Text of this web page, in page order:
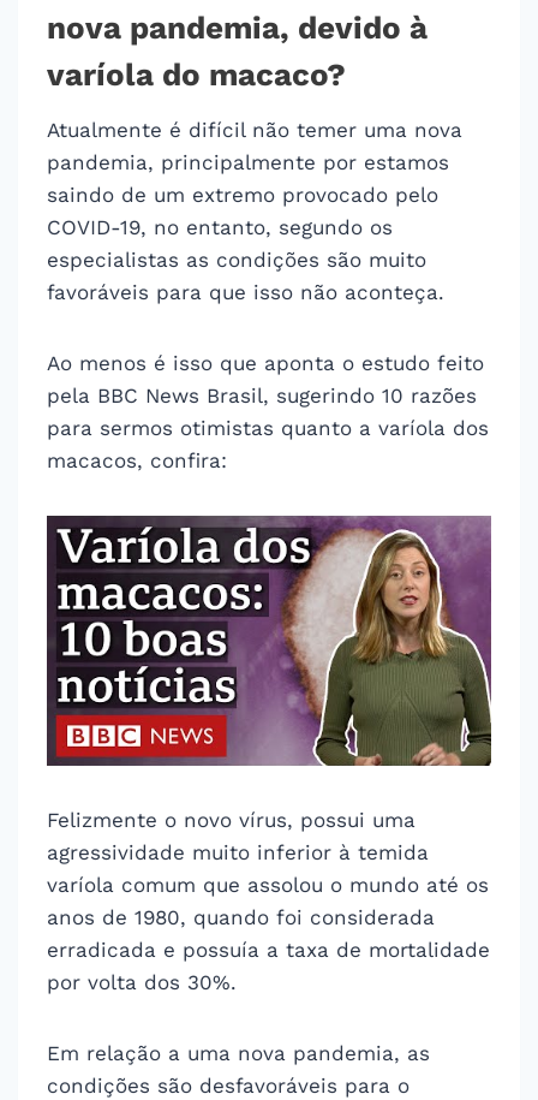
nova pandemia, devido à
varíola do macaco?
Atualmente é difícil não temer uma nova
pandemia, principalmente por estamos
saindo de um extremo provocado pelo
COVID-19, no entanto, segundo os
especialistas as condições são muito
favoráveis para que isso não aconteça.
Ao menos é isso que aponta o estudo feito
pela BBC News Brasil, sugerindo 10 razões
para sermos otimistas quanto a varíola dos
macacos, confira:
Felizmente o novo vírus, possui uma
agressividade muito inferior à temida
varíola comum que assolou o mundo até os
anos de 1980, quando foi considerada
erradicada e possuía a taxa de mortalidade
por volta dos 30%.
Em relação a uma nova pandemia, as
condições são desfavoráveis para o